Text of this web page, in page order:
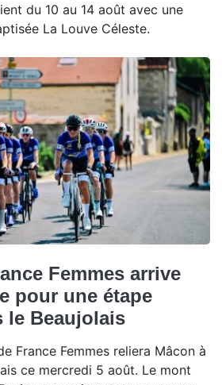
du 10 au 14 août avec une
La Louve Céleste.
Femmes arrive
pour une étape
le Beaujolais
France Femmes reliera Mâcon à
ce mercredi 5 août. Le mont